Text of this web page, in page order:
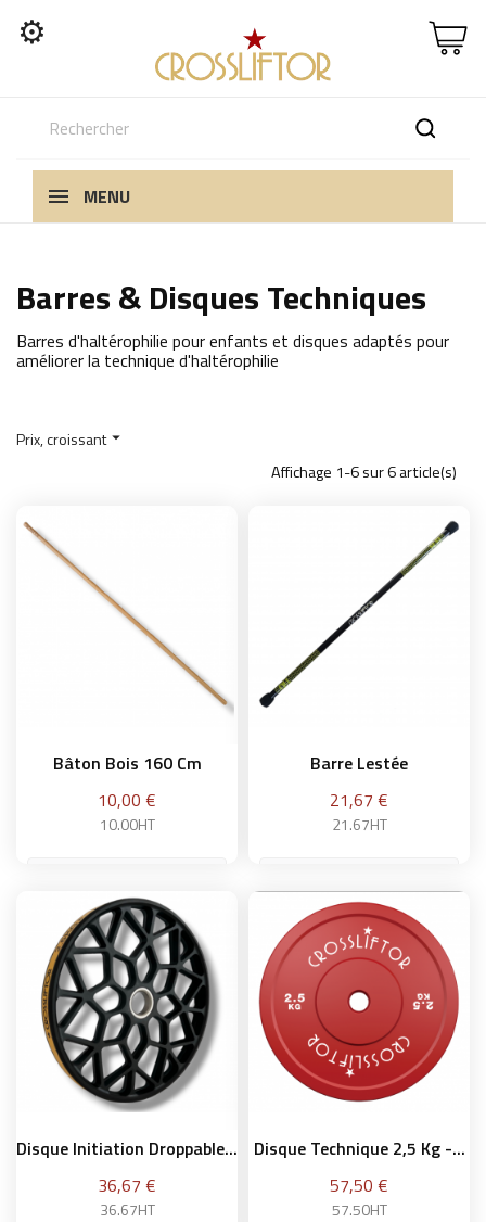
⚙
MENU
Barres & Disques Techniques
Barres d'haltérophilie pour enfants et disques adaptés pour
améliorer la technique d'haltérophilie
Prix, croissant
Affichage 1-6 sur 6 article(s)
Bâton Bois 160 Cm
Prix
10,00 €
10.00HT
Ajouter au panier
Barre Lestée
Prix
21,67 €
21.67HT
Ajouter au panier
Disque Initiation Droppable...
Prix
36,67 €
36.67HT
Disque Technique 2,5 Kg -...
Prix
57,50 €
57.50HT